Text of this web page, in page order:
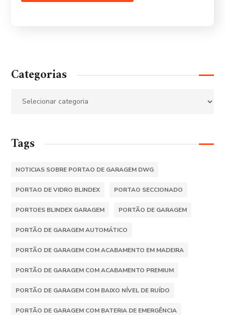
Categorias
Tags
NOTICIAS SOBRE PORTAO DE GARAGEM DWG
PORTAO DE VIDRO BLINDEX PORTAO SECCIONADO
PORTOES BLINDEX GARAGEM PORTÃO DE GARAGEM
PORTÃO DE GARAGEM AUTOMÁTICO
PORTÃO DE GARAGEM COM ACABAMENTO EM MADEIRA
PORTÃO DE GARAGEM COM ACABAMENTO PREMIUM
PORTÃO DE GARAGEM COM BAIXO NÍVEL DE RUÍDO
PORTÃO DE GARAGEM COM BATERIA DE EMERGÊNCIA